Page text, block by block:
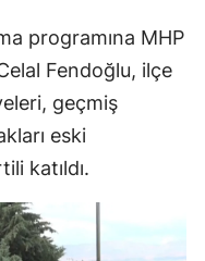
programına MHP
Fendoğlu, ilçe
geçmiş
eski
katıldı.